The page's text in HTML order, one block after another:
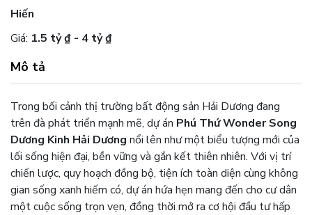
Hiến
Giá: 1.5 tỷ ₫ - 4 tỷ ₫
Mô tả
Trong bối cảnh thị trường bất động sản Hải Dương đang
trên đà phát triển mạnh mẽ, dự án Phú Thứ Wonder Song
Dương Kinh Hải Dương nổi lên như một biểu tượng mới của
lối sống hiện đại, bền vững và gắn kết thiên nhiên. Với vị trí
chiến lược, quy hoạch đồng bộ, tiện ích toàn diện cùng không
gian sống xanh hiếm có, dự án hứa hẹn mang đến cho cư dân
một cuộc sống trọn vẹn, đồng thời mở ra cơ hội đầu tư hấp